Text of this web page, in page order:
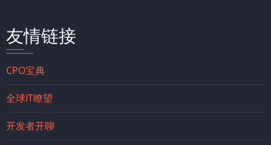
友情链接
CPO宝典
全球IT瞭望
开发者开聊